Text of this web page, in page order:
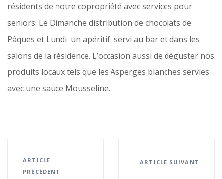
résidents de notre copropriété avec services pour
seniors. Le Dimanche distribution de chocolats de
Pâques et Lundi un apéritif servi au bar et dans les
salons de la résidence. L’occasion aussi de déguster nos
produits locaux tels que les Asperges blanches servies
avec une sauce Mousseline.
ARTICLE
PRÉCÉDENT
ARTICLE SUIVANT